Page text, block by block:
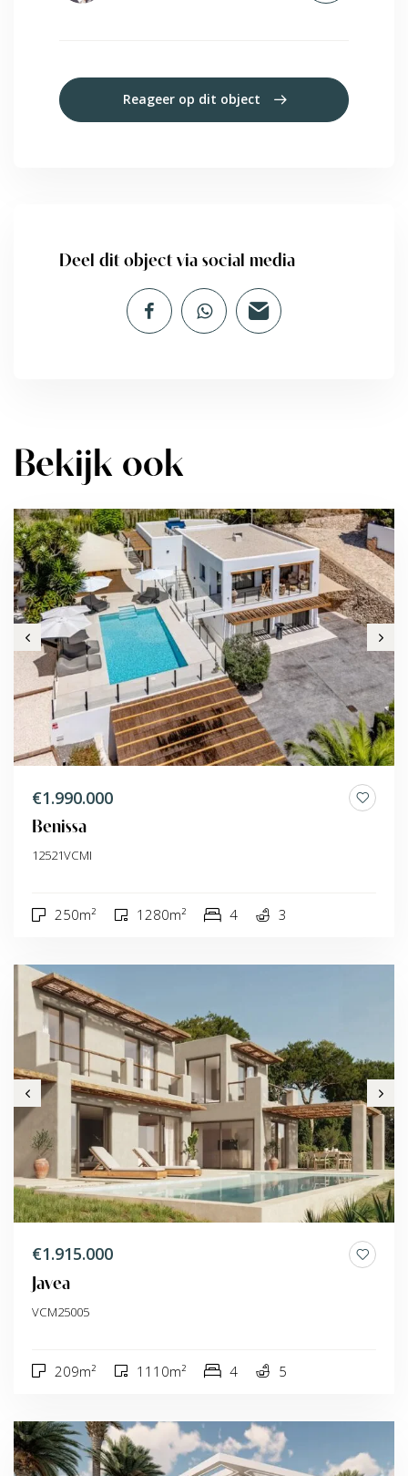
Reageer op dit object
Deel dit object via social media
Bekijk ook
€1.990.000
Benissa
12521VCMI
250m² 1280m² 4 3
€1.915.000
Javea
VCM25005
209m² 1110m² 4 5